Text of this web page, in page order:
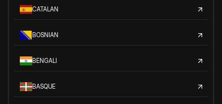
CATALAN
BOSNIAN
BENGALI
BASQUE